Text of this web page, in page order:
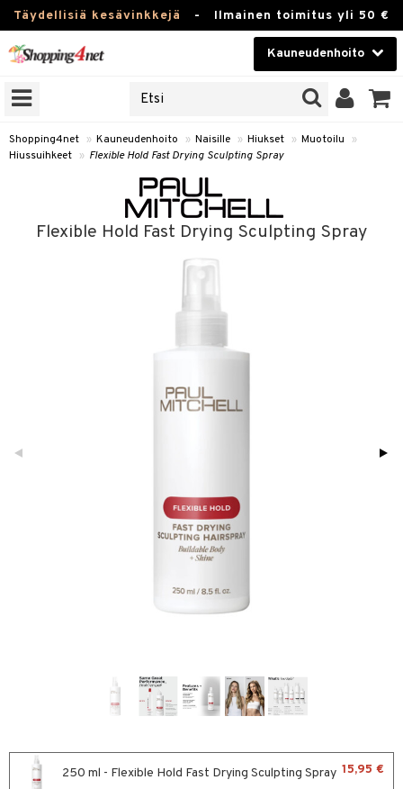
Täydellisiä kesävinkkejä - Ilmainen toimitus yli 50 €
Kauneudenhoito
Kauneudenhoito
Piilolinssit
Fitness
Shopping4net » Kauneudenhoito » Naisille » Hiukset » Muotoilu
»
Hiussuihkeet » Flexible Hold Fast Drying Sculpting Spray
Flexible Hold Fast Drying Sculpting Spray
250 ml - Flexible Hold Fast Drying Sculpting Spray 15,95 €
& Geeli